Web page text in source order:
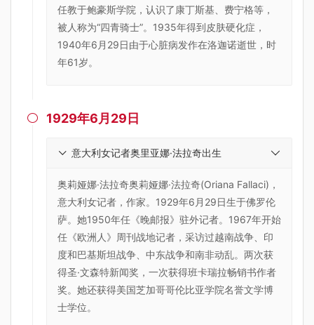
任教于鲍豪斯学院，认识了康丁斯基、费宁格等，
被人称为“四青骑士”。1935年得到皮肤硬化症，
1940年6月29日由于心脏病发作在洛迦诺逝世，时
年61岁。
 1929年6月29日
意大利女记者奥里亚娜·法拉奇出生
奥莉娅娜·法拉奇奥莉娅娜·法拉奇(Oriana Fallaci)，
意大利女记者，作家。1929年6月29日生于佛罗伦
萨。她1950年任《晚邮报》驻外记者。1967年开始
任《欧洲人》周刊战地记者，采访过越南战争、印
度和巴基斯坦战争、中东战争和南非动乱。两次获
得圣·文森特新闻奖，一次获得班卡瑞拉畅销书作者
奖。她还获得美国芝加哥哥伦比亚学院名誉文学博
士学位。